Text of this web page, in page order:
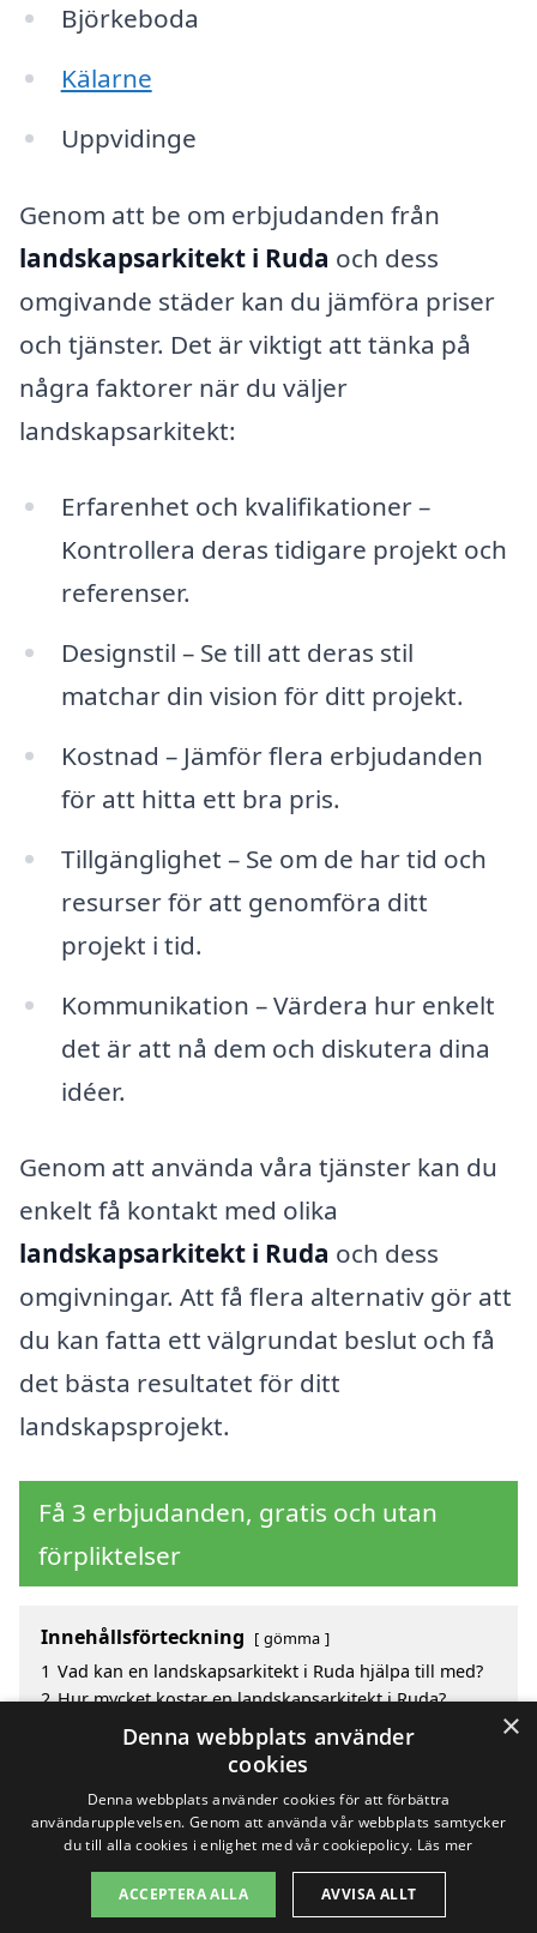
Björkeboda
Kälarne
Uppvidinge
Genom att be om erbjudanden från
landskapsarkitekt i Ruda och dess
omgivande städer kan du jämföra priser
och tjänster. Det är viktigt att tänka på
några faktorer när du väljer
landskapsarkitekt:
Erfarenhet och kvalifikationer –
Kontrollera deras tidigare projekt och
referenser.
Designstil – Se till att deras stil
matchar din vision för ditt projekt.
Kostnad – Jämför flera erbjudanden
för att hitta ett bra pris.
Tillgänglighet – Se om de har tid och
resurser för att genomföra ditt
projekt i tid.
Kommunikation – Värdera hur enkelt
det är att nå dem och diskutera dina
idéer.
Genom att använda våra tjänster kan du
enkelt få kontakt med olika
landskapsarkitekt i Ruda och dess
omgivningar. Att få flera alternativ gör att
du kan fatta ett välgrundat beslut och få
det bästa resultatet för ditt
landskapsprojekt.
Få 3 erbjudanden, gratis och utan
förpliktelser
Innehållsförteckning gömma
1 Vad kan en landskapsarkitekt i Ruda hjälpa till med?
2 Hur mycket kostar en landskapsarkitekt i Ruda?
Fördelar med att välja landskapsarkitekt i Ruda
Sök efter en skicklig landskapsarkitekt i de
omgivande städerna Ruda
Copyright 2026 - Pilanto Aps
Om / kontakt Blogg Webbplatskarta Villkor
×
Denna webbplats använder
cookies
Denna webbplats använder cookies för att förbättra
användarupplevelsen. Genom att använda vår webbplats samtycker
du till alla cookies i enlighet med vår cookiepolicy. Läs mer
ACCEPTERA ALLA AVVISA ALLT